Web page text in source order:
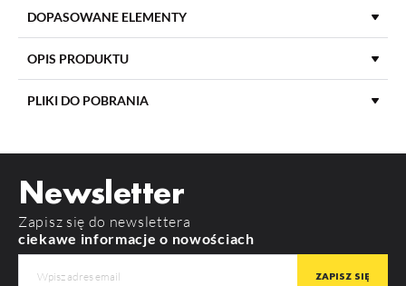
DOPASOWANE ELEMENTY
FLOOR8 K
OPIS PRODUKTU
KOLOR KLOSZA
RODZAJ KLOSZA
MATERIAŁ PC
PLIKI DO POBRANIA
Newsletter
Zapisz się do newslettera
ciekawe informacje o nowościach